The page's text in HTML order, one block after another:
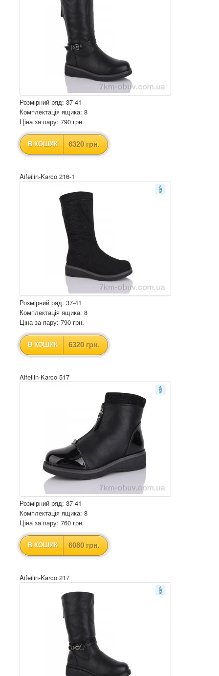
Розмірний ряд: 37-41
Комплектація ящика: 8
Ціна за пару: 790 грн.
В КОШИК 6320 грн.
Aifeilin-Karco 216-1
Розмірний ряд: 37-41
Комплектація ящика: 8
Ціна за пару: 790 грн.
В КОШИК 6320 грн.
Aifeilin-Karco 517
Розмірний ряд: 37-41
Комплектація ящика: 8
Ціна за пару: 760 грн.
В КОШИК 6080 грн.
Aifeilin-Karco 217